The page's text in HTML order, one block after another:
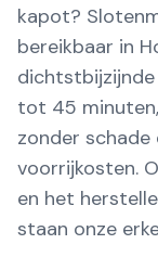
kapot?
bereikbaar in
tot 45
zonder
voorrijkosten.
en het
staan onze